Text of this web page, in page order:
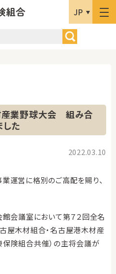
JP
産業野球大会 組み合
た
2022.03.10
運営に格別のご高配を賜り、
館会議室において第７２回全名
屋木材組合・名古屋港木材産
険組合共催）の主将会議が